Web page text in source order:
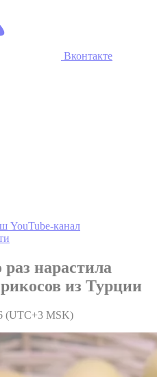
Вконтакте
YouTube-канал
нарастила
из Турции
(UTC+3 MSK)